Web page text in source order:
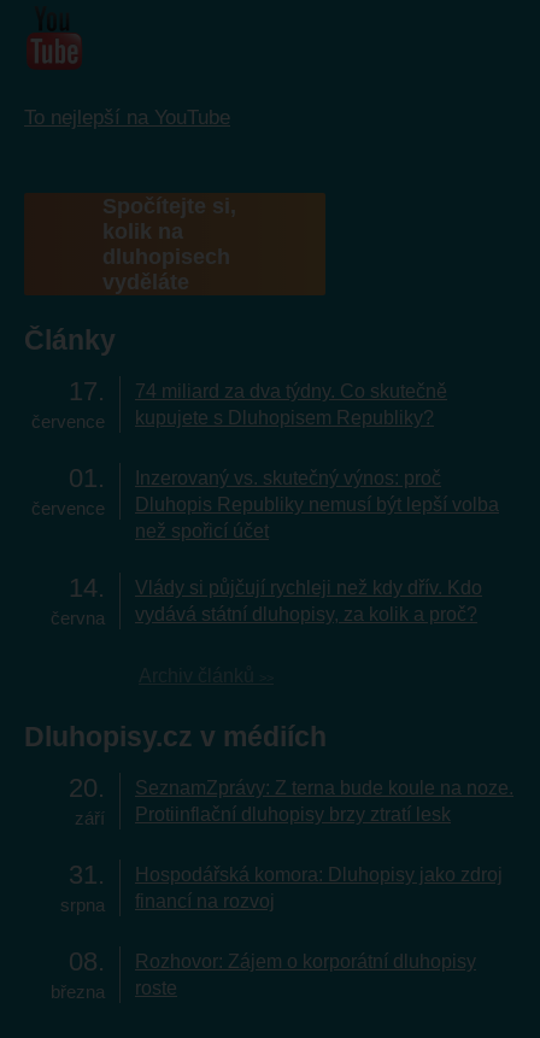
To nejlepší na YouTube
Spočítejte si,
kolik na
dluhopisech
vyděláte
Články
17
července
74 miliard za dva týdny. Co skutečně
kupujete s Dluhopisem Republiky?
01
července
Inzerovaný vs. skutečný výnos: proč
Dluhopis Republiky nemusí být lepší volba
než spořicí účet
14
června
Vlády si půjčují rychleji než kdy dřív. Kdo
vydává státní dluhopisy, za kolik a proč?
Dluhopisy.cz v médiích
20
září
SeznamZprávy: Z terna bude koule na noze.
Protiinflační dluhopisy brzy ztratí lesk
31
srpna
Hospodářská komora: Dluhopisy jako zdroj
financí na rozvoj
08
března
Rozhovor: Zájem o korporátní dluhopisy
roste